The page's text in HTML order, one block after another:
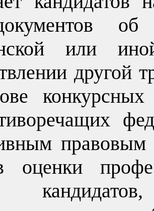
об
или
другой
правовым
оценки